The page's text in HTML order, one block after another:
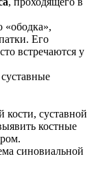
«ободка»,
Его
встречаются у
кости, суставной
костные
синовиальной